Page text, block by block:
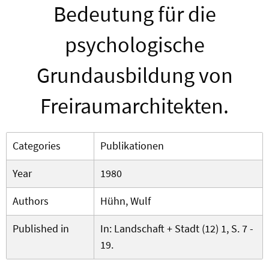
Bedeutung für die
psychologische
Grundausbildung von
Freiraumarchitekten.
Categories
Publikationen
Year
1980
Authors
Hühn, Wulf
Published in
In: Landschaft + Stadt (12) 1, S. 7 -
19.